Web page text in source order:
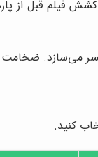
فیلم قبل از
می‌سازد.
کنید.